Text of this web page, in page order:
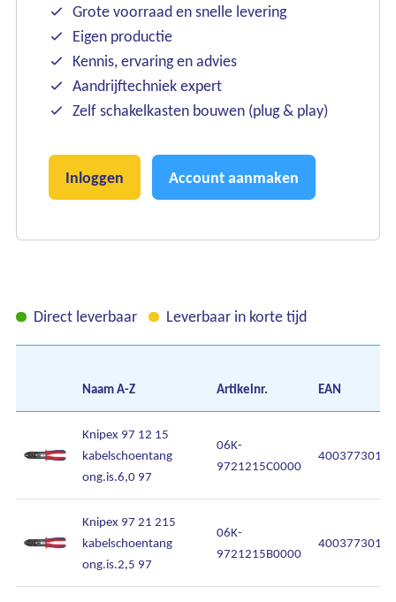
Grote voorraad en snelle levering
Eigen productie
Kennis, ervaring en advies
Aandrijftechniek expert
Zelf schakelkasten bouwen (plug & play)
Inloggen Account aanmaken
Direct leverbaar Leverbaar in korte tijd
NaamA-Z Artikelnr. EAN
Knipex 97 12 15
kabelschoentang
ong.is.6,0 97
06K-
9721215C0000
Knipex 97 21 215
kabelschoentang
ong.is.2,5 97
06K-
9721215B0000